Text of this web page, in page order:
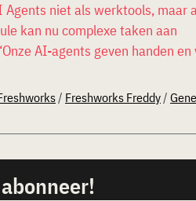
Agents niet als werktools, maar
kan nu complexe taken aan
AI-agents geven handen en
/ Freshworks Freddy/